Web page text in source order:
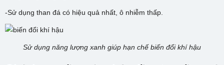
-Sử dụng than đá có hiệu quả nhất, ô nhiễm thấp.
Sử dụng năng lượng xanh giúp hạn chế biến đổi khí hậu